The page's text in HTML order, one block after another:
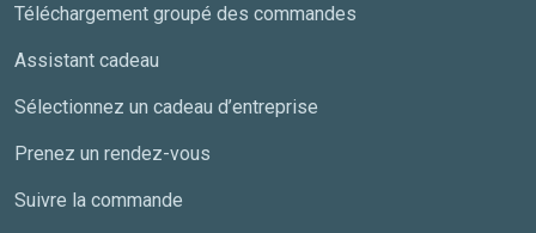
Téléchargement groupé des commandes
Assistant cadeau
Sélectionnez un cadeau d’entreprise
Prenez un rendez-vous
Suivre la commande